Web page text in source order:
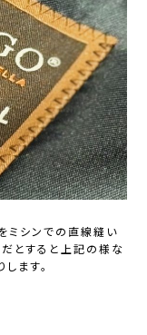
ミシンでの直線縫い
だとすると上記の様な
ます。